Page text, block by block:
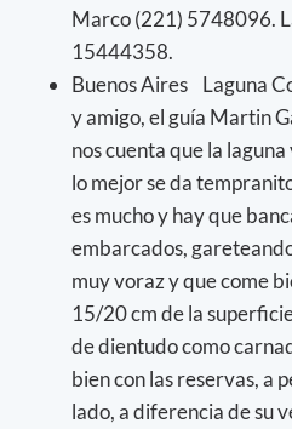
Marco (221) 5748096.
15444358.
Buenos Aires Laguna
y amigo, el guía Martin
nos cuenta que la
lo mejor se da
es mucho y hay que
embarcados,
muy voraz y que come
15/20 cm de la
de dientudo como
bien con las reservas, a
lado, a diferencia de su